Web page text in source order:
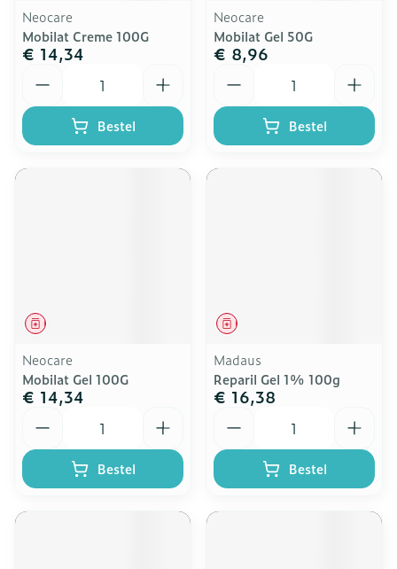
Neocare
Mobilat Creme 100G
€ 14,34
Bestel
Neocare
Mobilat Gel 50G
€ 8,96
Bestel
Geneesmiddel
Neocare
Mobilat Gel 100G
€ 14,34
Bestel
Geneesmiddel
Madaus
Reparil Gel 1% 100g
€ 16,38
Bestel